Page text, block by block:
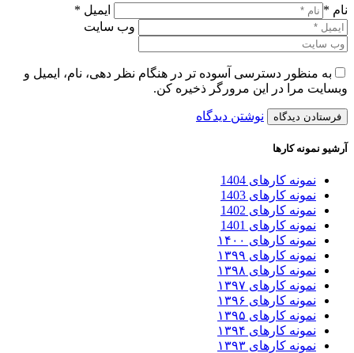
نام *
ایمیل *
وب سایت
به منظور دسترسی آسوده تر در هنگام نظر دهی، نام، ایمیل و
وبسایت مرا در این مرورگر ذخیره کن.
نوشتن دیدگاه
آرشیو نمونه کارها
نمونه کارهای 1404
نمونه کارهای 1403
نمونه کارهای 1402
نمونه کارهای 1401
نمونه کارهای ۱۴۰۰
نمونه کارهای ۱۳۹۹
نمونه کارهای ۱۳۹۸
نمونه کارهای ۱۳۹۷
نمونه کارهای ۱۳۹۶
نمونه کارهای ۱۳۹۵
نمونه کارهای ۱۳۹۴
نمونه کارهای ۱۳۹۳